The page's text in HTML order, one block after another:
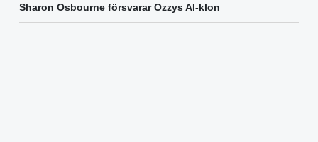
Sharon Osbourne försvarar Ozzys AI-klon